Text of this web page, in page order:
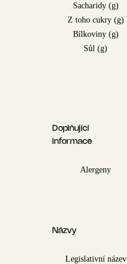
Sacharidy (g)
Z toho cukry (g)
Bílkoviny (g)
Sůl (g)
Doplňující
informace
Alergeny
Názvy
Legislativní název